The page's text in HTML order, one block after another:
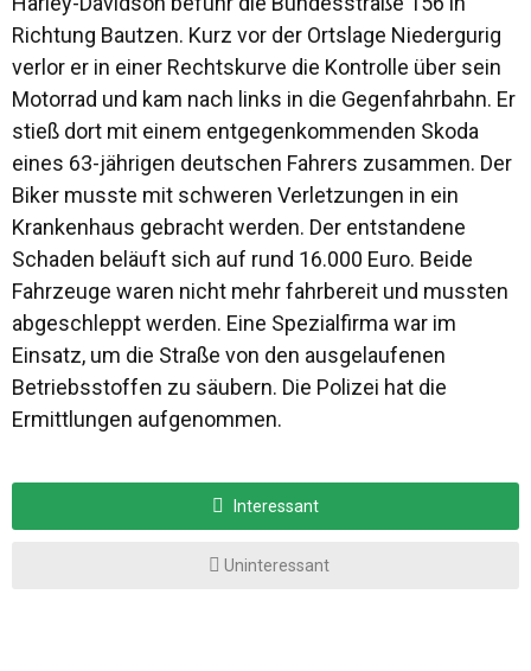
Richtung Bautzen. Kurz vor der Ortslage Niedergurig
verlor er in einer Rechtskurve die Kontrolle über sein
Motorrad und kam nach links in die Gegenfahrbahn. Er
stieß dort mit einem entgegenkommenden Skoda
eines 63-jährigen deutschen Fahrers zusammen. Der
Biker musste mit schweren Verletzungen in ein
Krankenhaus gebracht werden. Der entstandene
Schaden beläuft sich auf rund 16.000 Euro. Beide
Fahrzeuge waren nicht mehr fahrbereit und mussten
abgeschleppt werden. Eine Spezialfirma war im
Einsatz, um die Straße von den ausgelaufenen
Betriebsstoffen zu säubern. Die Polizei hat die
Ermittlungen aufgenommen.
Interessant
Uninteressant